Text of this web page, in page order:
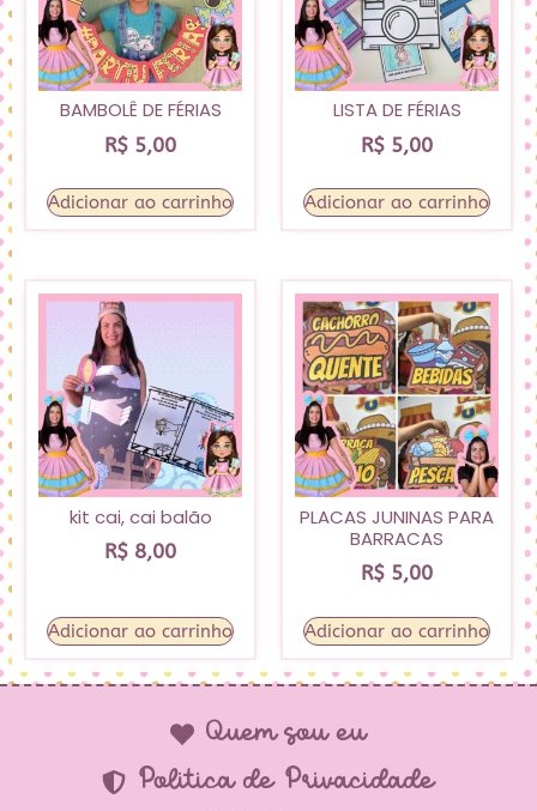
BAMBOLÊ DE FÉRIAS
R$ 5,00
Adicionar ao carrinho
LISTA DE FÉRIAS
R$ 5,00
Adicionar ao carrinho
kit cai, cai balão
R$ 8,00
Adicionar ao carrinho
PLACAS JUNINAS PARA
BARRACAS
R$ 5,00
Adicionar ao carrinho
Quem sou eu
Política de Privacidade